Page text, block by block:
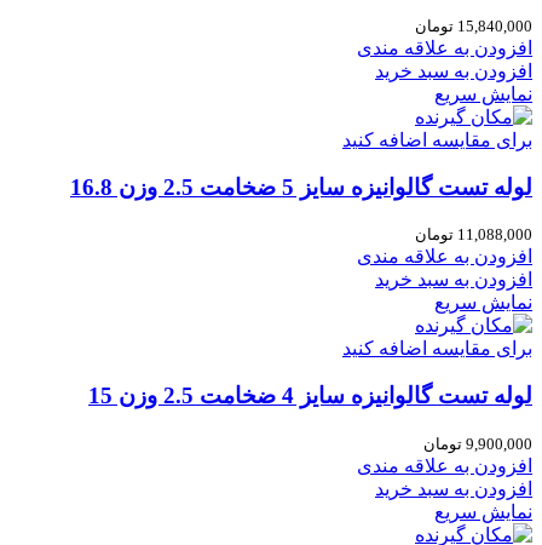
15,840,000 تومان
افزودن به علاقه مندی
افزودن به سبد خرید
نمایش سریع
برای مقایسه اضافه کنید
لوله تست گالوانیزه سایز 5 ضخامت 2.5 وزن 16.8
11,088,000 تومان
افزودن به علاقه مندی
افزودن به سبد خرید
نمایش سریع
برای مقایسه اضافه کنید
لوله تست گالوانیزه سایز 4 ضخامت 2.5 وزن 15
9,900,000 تومان
افزودن به علاقه مندی
افزودن به سبد خرید
نمایش سریع